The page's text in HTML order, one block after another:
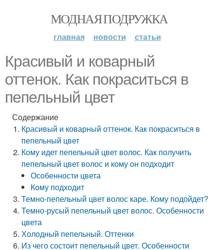
МОДНАЯ ПОДРУЖКА
главная новости статьи
Красивый и коварный
оттенок. Как покраситься в
пепельный цвет
Содержание
Красивый и коварный оттенок. Как покраситься в
пепельный цвет
Кому идет пепельный цвет волос. Как получить
пепельный цвет волос и кому он подходит
Особенности цвета
Кому подходит
Темно-пепельный цвет волос каре. Кому подойдет?
Темно-русый пепельный цвет волос. Особенности
цвета
Холодный пепельный. Оттенки
Из чего состоит пепельный цвет. Особенности